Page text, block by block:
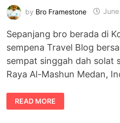
by Bro Framestone
Sepanjang bro berada di
sempena Travel Blog
sempat singgah dah solat
Raya Al-Mashun Medan,
SOLAT
DI
MASJID
READ MORE